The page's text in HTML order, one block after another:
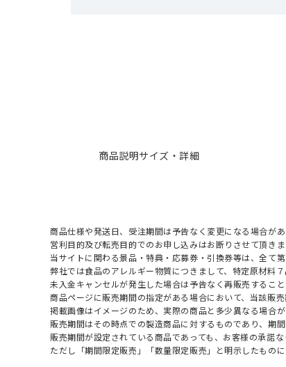
商品説明サイズ・詳細
商品仕様や発送日、受注期間は予告なく変更になる場合があ
営利目的及び転売目的でのお申し込みはお断りさせて頂きま
当サイトに関わる景品・特典・応募券・引換券等は、全て
弊社では食品のアレルギー物質につきまして、特定原材料
未入金キャンセルが発生した場合は予告なく再販売するこ
商品ページに販売期間の指定がある場合において、当該販
掲載画像はイメージのため、実際の商品と多少異なる場合が
販売期間はその時点での製造商品に対するものであり、期
販売期間が設定されている商品であっても、お客様の承諾
ただし「期間限定販売」「数量限定販売」と明示したもの